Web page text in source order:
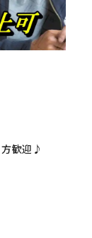
歓迎♪